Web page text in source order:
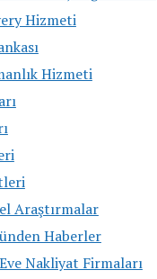
Hizmeti
Hizmeti
Araştırmalar
Haberler
Nakliyat Firmaları